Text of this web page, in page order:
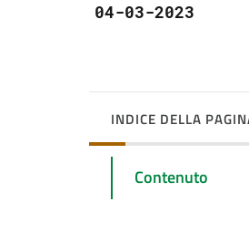
04-03-2023
INDICE DELLA
Contenuto